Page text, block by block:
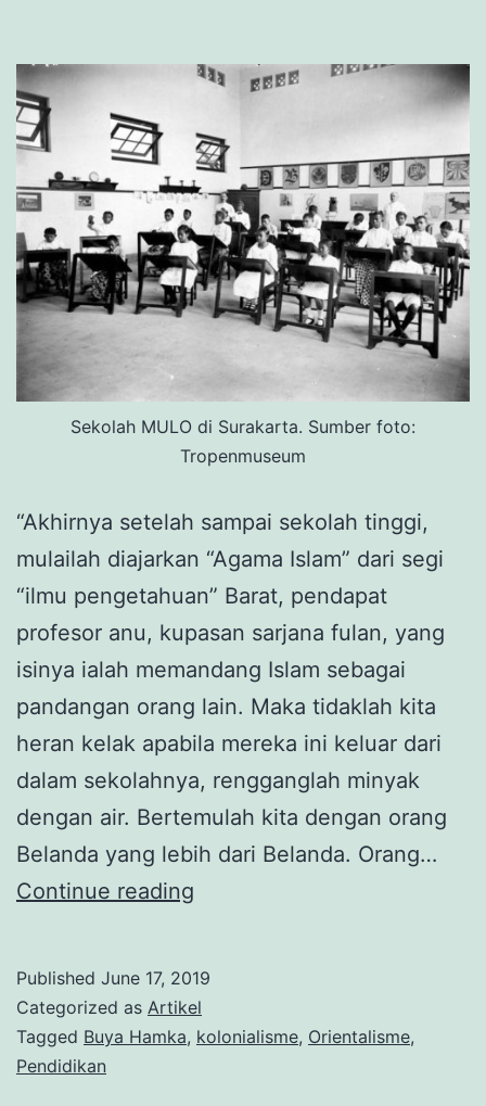
Sekolah MULO di Surakarta. Sumber foto:
Tropenmuseum
“Akhirnya setelah sampai sekolah tinggi,
mulailah diajarkan “Agama Islam” dari segi
“ilmu pengetahuan” Barat, pendapat
profesor anu, kupasan sarjana fulan, yang
isinya ialah memandang Islam sebagai
pandangan orang lain. Maka tidaklah kita
heran kelak apabila mereka ini keluar dari
dalam sekolahnya, rengganglah minyak
dengan air. Bertemulah kita dengan orang
Belanda yang lebih dari Belanda. Orang…
Continue reading
Mata
Buya
Published June 17, 2019
Categorized as Artikel
Tagged Buya Hamka, kolonialisme, Orientalisme,
Pendidikan